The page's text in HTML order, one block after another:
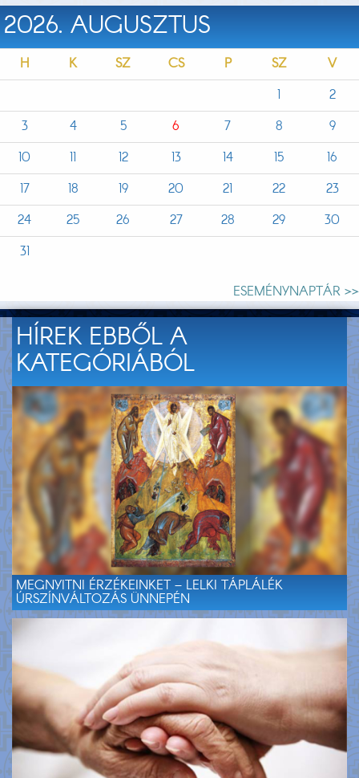
2026. AUGUSZTUS
H K SZ CS P SZ
V
1
2
3
4 5 6 7 8
9
10
11 12 13 14 15
16
17
18 19 20 21 22
23
24
25 26 27 28 29
30
31
ESEMÉNYNAPTÁR >>
HÍREK EBBŐL A
KATEGÓRIÁBÓL
MEGNYITNI ÉRZÉKEINKET – LELKI TÁPLÁLÉK
ÚRSZÍNVÁLTOZÁS ÜNNEPÉN